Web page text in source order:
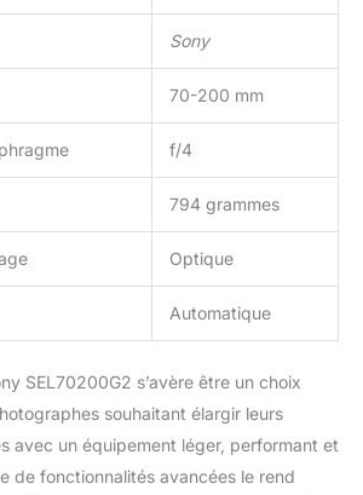
Sony
70-200 mm
f/4
794 grammes
Optique
Automatique
SEL70200G2 s’avère être un choix
souhaitant élargir leurs
avec un équipement léger, performant et
de fonctionnalités avancées le rend